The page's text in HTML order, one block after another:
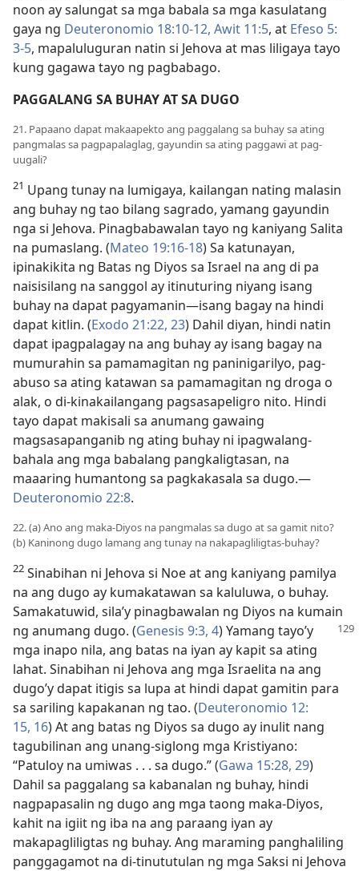
noon ay salungat sa mga babala sa mga kasulatang
gaya ng Deuteronomio 18:​10-12, Awit 11:​5, at Efeso 5:​
3-5, mapaluluguran natin si Jehova at mas liligaya tayo
kung gagawa tayo ng pagbabago.
PAGGALANG SA BUHAY AT SA DUGO
21. Papaano dapat makaapekto ang paggalang sa buhay sa ating
pangmalas sa pagpapalaglag, gayundin sa ating paggawi at pag-
uugali?
21 Upang tunay na lumigaya, kailangan nating malasin
ang buhay ng tao bilang sagrado, yamang gayundin
nga si Jehova. Pinagbabawalan tayo ng kaniyang Salita
na pumaslang. (Mateo 19:​16-18) Sa katunayan,
ipinakikita ng Batas ng Diyos sa Israel na ang di pa
naisisilang na sanggol ay itinuturing niyang isang
buhay na dapat pagyamanin—isang bagay na hindi
dapat kitlin. (Exodo 21:​22, 23) Dahil diyan, hindi natin
dapat ipagpalagay na ang buhay ay isang bagay na
mumurahin sa pamamagitan ng paninigarilyo, pag-
abuso sa ating katawan sa pamamagitan ng droga o
alak, o di-kinakailangang pagsasapeligro nito. Hindi
tayo dapat makisali sa anumang gawaing
magsasapanganib ng ating buhay ni ipagwalang-
bahala ang mga babalang pangkaligtasan, na
maaaring humantong sa pagkakasala sa dugo.​—
Deuteronomio 22:8.
22. (a) Ano ang maka-Diyos na pangmalas sa dugo at sa gamit nito?
(b) Kaninong dugo lamang ang tunay na nakapagliligtas-buhay?
22 Sinabihan ni Jehova si Noe at ang kaniyang pamilya
na ang dugo ay kumakatawan sa kaluluwa, o buhay.
Samakatuwid, sila’y pinagbawalan ng Diyos na kumain
ng anumang dugo. (Genesis 9:​3, 4)Yamang tayo’y
mga inapo nila, ang batas na iyan ay kapit sa ating
lahat. Sinabihan ni Jehova ang mga Israelita na ang
dugo’y dapat itigis sa lupa at hindi dapat gamitin para
sa sariling kapakanan ng tao. (Deuteronomio 12:​
15, 16) At ang batas ng Diyos sa dugo ay inulit nang
tagubilinan ang unang-siglong mga Kristiyano:
“Patuloy na umiwas . . . sa dugo.” (Gawa 15:​28, 29)
Dahil sa paggalang sa kabanalan ng buhay, hindi
nagpapasalin ng dugo ang mga taong maka-Diyos,
kahit na igiit ng iba na ang paraang iyan ay
makapagliligtas ng buhay. Ang maraming panghaliling
panggagamot na di-tinututulan ng mga Saksi ni Jehova